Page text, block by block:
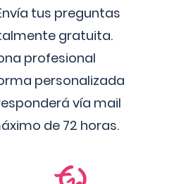
tus preguntas
gratuita.
profesional
personalizada
vía mail
de 72 horas.